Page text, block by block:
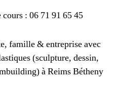
cours : 06 71 91 65 45
famille & entreprise avec
(sculpture, dessin,
à Reims Bétheny